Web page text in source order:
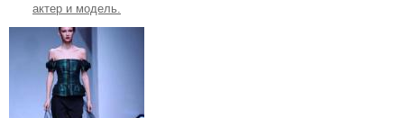
актер и модель.